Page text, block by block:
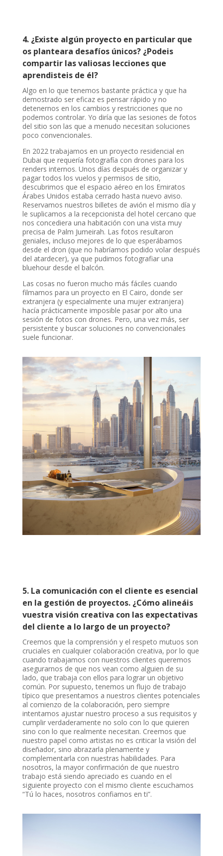
4. ¿Existe algún proyecto en particular que
os planteara desafíos únicos? ¿Podeis
compartir las valiosas lecciones que
aprendisteis de él?
Algo en lo que tenemos bastante práctica y que ha
demostrado ser eficaz es pensar rápido y no
detenernos en los cambios y restricciones que no
podemos controlar. Yo diría que las sesiones de fotos
del sitio son las que a menudo necesitan soluciones
poco convencionales.
En 2022 trabajamos en un proyecto residencial en
Dubai que requería fotografía con drones para los
renders internos. Unos días después de organizar y
pagar todos los vuelos y permisos de sitio,
descubrimos que el espacio aéreo en los Emiratos
Árabes Unidos estaba cerrado hasta nuevo aviso.
Reservamos nuestros billetes de avión el mismo día y
le suplicamos a la recepcionista del hotel cercano que
nos concediera una habitación con una vista muy
precisa de Palm Jumeirah. Las fotos resultaron
geniales, incluso mejores de lo que esperábamos
desde el dron (que no habríamos podido volar después
del atardecer), ya que pudimos fotografiar una
bluehour desde el balcón.
Las cosas no fueron mucho más fáciles cuando
filmamos para un proyecto en El Cairo, donde ser
extranjera (y especialmente una mujer extranjera)
hacía prácticamente imposible pasar por alto una
sesión de fotos con drones. Pero, una vez más, ser
persistente y buscar soluciones no convencionales
suele funcionar.
5. La comunicación con el cliente es esencial
en la gestión de proyectos. ¿Cómo alineáis
vuestra visión creativa con las expectativas
del cliente a lo largo de un proyecto?
Creemos que la comprensión y el respeto mutuos son
cruciales en cualquier colaboración creativa, por lo que
cuando trabajamos con nuestros clientes queremos
asegurarnos de que nos vean como alguien de su
lado, que trabaja con ellos para lograr un objetivo
común. Por supuesto, tenemos un flujo de trabajo
típico que presentamos a nuestros clientes potenciales
al comienzo de la colaboración, pero siempre
intentamos ajustar nuestro proceso a sus requisitos y
cumplir verdaderamente no solo con lo que quieren
sino con lo que realmente necesitan. Creemos que
nuestro papel como artistas no es criticar la visión del
diseñador, sino abrazarla plenamente y
complementarla con nuestras habilidades. Para
nosotros, la mayor confirmación de que nuestro
trabajo está siendo apreciado es cuando en el
siguiente proyecto con el mismo cliente escuchamos
“Tú lo haces, nosotros confiamos en ti”.